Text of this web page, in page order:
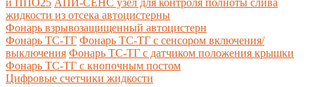
жидкости из отсека автоцистерны
Фонарь взрывозащищенный автоцистерн
Фонарь ТС-ТГ Фонарь ТС-ТГ с сенсором включения/
выключения Фонарь ТС-ТГ с датчиком положения крышки
Фонарь ТС-ТГ с кнопочным постом
Цифровые счетчики жидкости